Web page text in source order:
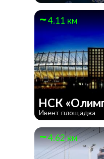
4.11 км
НСК
Ивент площадка
4.62 км